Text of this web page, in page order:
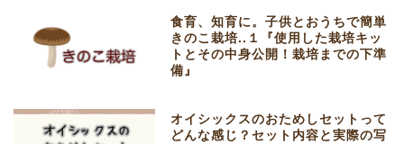
食育、知育に。子供とおうちで簡単
きのこ栽培..１『使用した栽培キッ
トとその中身公開！栽培までの下準
備』
オイシックスのおためしセットって
どんな感じ？セット内容と実際の写